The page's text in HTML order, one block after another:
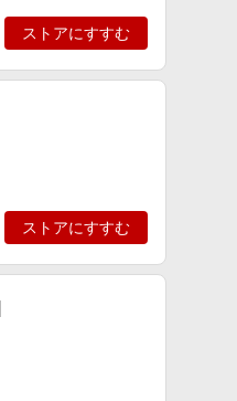
ストアにすすむ
ストアにすすむ